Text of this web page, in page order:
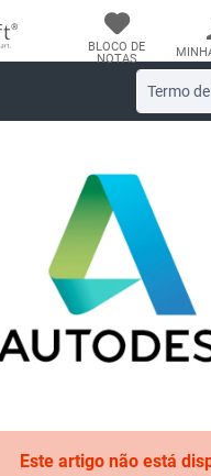
BLOCO DE
NOTAS
Este artigo não está